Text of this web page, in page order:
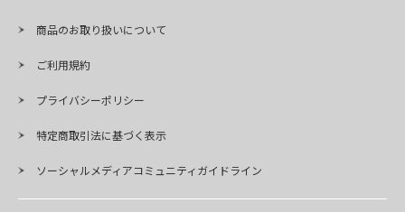
商品のお取り扱いについて
ご利用規約
プライバシーポリシー
特定商取引法に基づく表示
ソーシャルメディアコミュニティガイドライン